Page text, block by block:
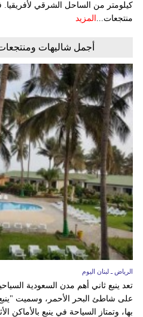
منتجعات... المزيد
أجمل شاليهات
الرياض ـ لبنان اليوم
تعد ينبع ثاني أهم مدن السعودية
على شاطئ البحر الأحمر، وسميت "ينبع"
بها، وتمتاز السياحة في ينبع بالأماكن